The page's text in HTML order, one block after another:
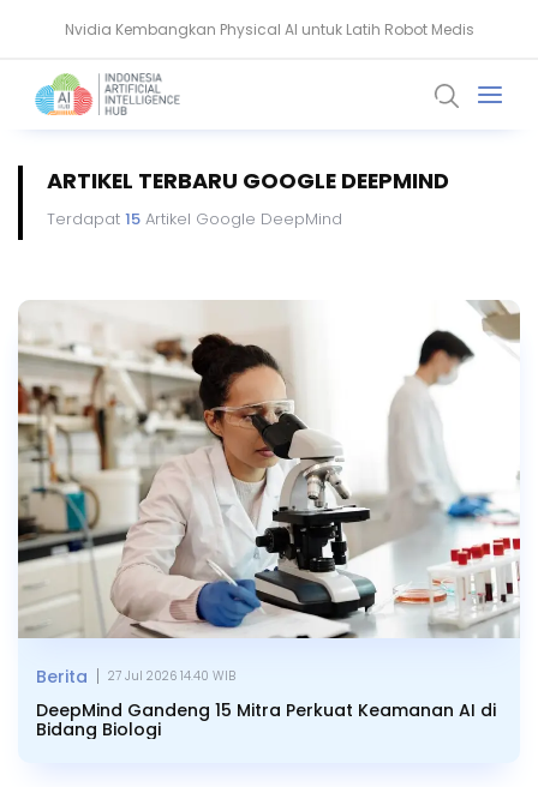
AMD Gandeng Core Scientific Bangun Infrastruktur AI Raksasa
ARTIKEL TERBARU GOOGLE DEEPMIND
Terdapat 15Artikel Google DeepMind
DeepMind Gandeng 15 Mitra Perkuat Keamanan AI di
Bidang Biologi
Berita | 27 Jul 2026 14.40 WIB